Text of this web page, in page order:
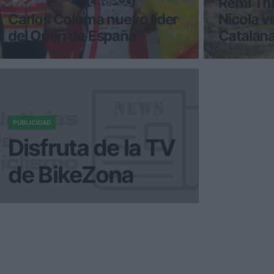
Carlos Coloma nuevo líder
del Open de España
Tal y como era de esperar, debido
Nicola
Catalana
La segunda
PUBLICIDAD
Disfruta de la TV
de BikeZona